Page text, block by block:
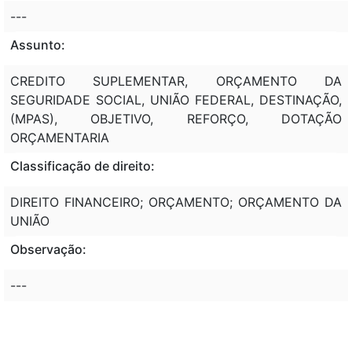
---
Assunto:
CREDITO SUPLEMENTAR, ORÇAMENTO DA
SEGURIDADE SOCIAL, UNIÃO FEDERAL, DESTINAÇÃO,
(MPAS), OBJETIVO, REFORÇO, DOTAÇÃO
ORÇAMENTARIA
Classificação de direito:
DIREITO FINANCEIRO; ORÇAMENTO; ORÇAMENTO DA
UNIÃO
Observação:
---